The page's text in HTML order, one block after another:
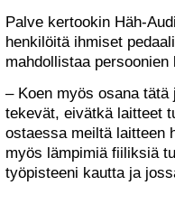
Palve kertookin Häh-
henkilöitä ihmiset
mahdollistaa persoonien
– Koen myös osana
tekevät, eivätkä laitteet
ostaessa meiltä laitteen
myös lämpimiä fiiliksiä
työpisteeni kautta ja